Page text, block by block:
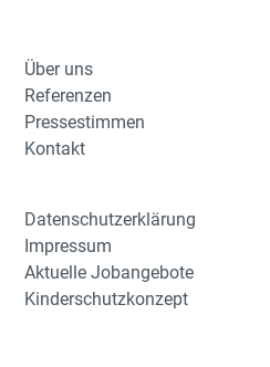
Über uns
Referenzen
Pressestimmen
Kontakt
Datenschutzerklärung
Impressum
Aktuelle Jobangebote
Kinderschutzkonzept